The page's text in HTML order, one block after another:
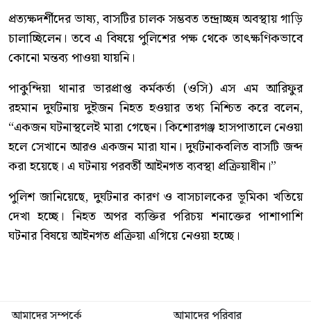
প্রত্যক্ষদর্শীদের ভাষ্য, বাসটির চালক সম্ভবত তন্দ্রাচ্ছন্ন অবস্থায় গাড়ি
চালাচ্ছিলেন। তবে এ বিষয়ে পুলিশের পক্ষ থেকে তাৎক্ষণিকভাবে
কোনো মন্তব্য পাওয়া যায়নি।
পাকুন্দিয়া থানার ভারপ্রাপ্ত কর্মকর্তা (ওসি) এস এম আরিফুর
রহমান দুর্ঘটনায় দুইজন নিহত হওয়ার তথ্য নিশ্চিত করে বলেন,
“একজন ঘটনাস্থলেই মারা গেছেন। কিশোরগঞ্জ হাসপাতালে নেওয়া
হলে সেখানে আরও একজন মারা যান। দুর্ঘটনাকবলিত বাসটি জব্দ
করা হয়েছে। এ ঘটনায় পরবর্তী আইনগত ব্যবস্থা প্রক্রিয়াধীন।”
পুলিশ জানিয়েছে, দুর্ঘটনার কারণ ও বাসচালকের ভূমিকা খতিয়ে
দেখা হচ্ছে। নিহত অপর ব্যক্তির পরিচয় শনাক্তের পাশাপাশি
ঘটনার বিষয়ে আইনগত প্রক্রিয়া এগিয়ে নেওয়া হচ্ছে।
আমাদের সম্পর্কে
আমাদের পরিবার